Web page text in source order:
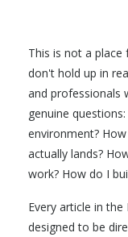
This is not a
don't hold up in
and professionals
genuine
environment?
actually lands?
work? How do I
Every article in
designed to be